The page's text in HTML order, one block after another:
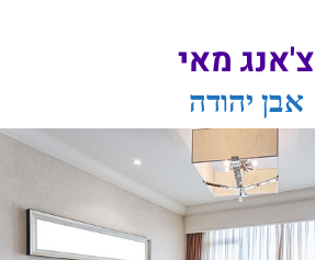
צ'אנג מאי
אבן יהודה